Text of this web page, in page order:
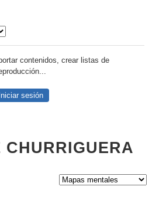
contenidos, crear listas de
Iniciar sesión
CHURRIGUERA